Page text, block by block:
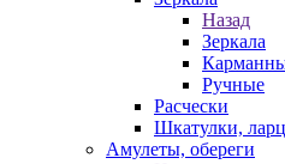
Назад
Зеркала
Ручные
Расчески
Шкатулки,
Амулеты, обереги